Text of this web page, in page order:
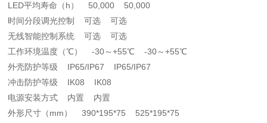
LED平均寿命（h） 50,000 50,000
时间分段调光控制 可选 可选
无线智能控制系统 可选 可选
工作环境温度（℃） -30～+55℃ -30～+55℃
外壳防护等级 IP65/IP67 IP65/IP67
冲击防护等级 IK08 IK08
电源安装方式 内置 内置
外形尺寸（mm） 390*195*75 525*195*75